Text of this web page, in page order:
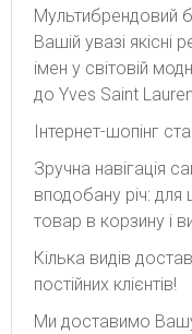
Мультибрендовий
Вашій увазі якісні
імен у світовій
до Yves Saint
Інтернет-шопінг
Зручна навігація
вподобану річ:
товар в корзину і
Кілька видів
постійних клієнтів!
Ми доставимо